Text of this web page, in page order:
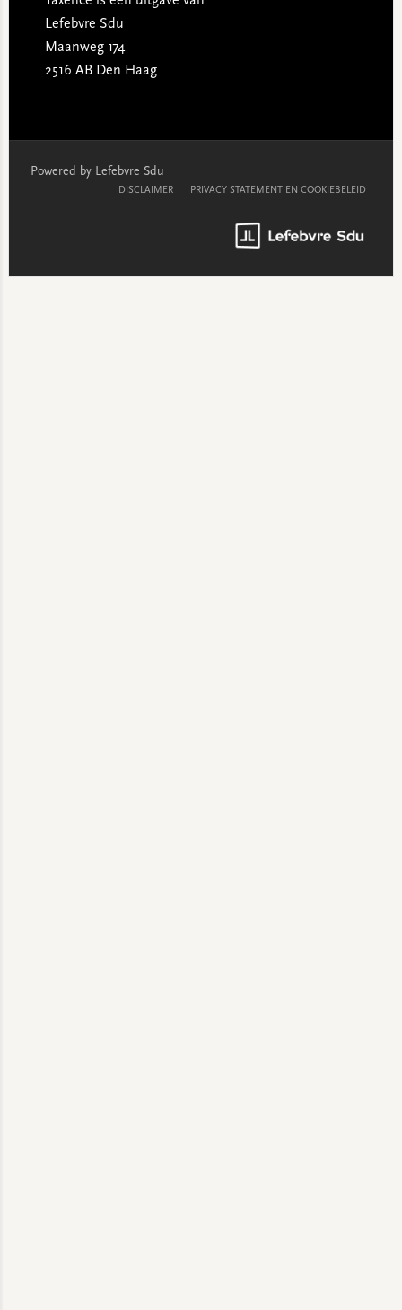
Lefebvre Sdu
Maanweg 174
2516 AB Den Haag
Powered by Lefebvre Sdu
DISCLAIMER PRIVACY STATEMENT EN COOKIEBELEID